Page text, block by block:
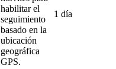
habilitar el
seguimiento
basado en la
ubicación
geográfica
GPS.
1 día